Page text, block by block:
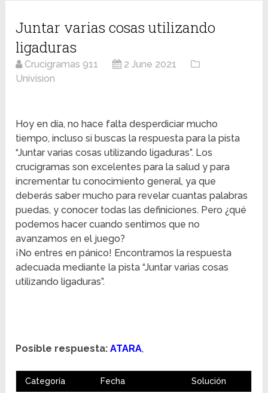
Juntar varias cosas utilizando
ligaduras
Crucigramas 911
2 June 2021
Univision
Hoy en día, no hace falta desperdiciar mucho
tiempo, incluso si buscas la respuesta para la pista
“Juntar varias cosas utilizando ligaduras”. Los
crucigramas son excelentes para la salud y para
incrementar tu conocimiento general, ya que
deberás saber mucho para revelar cuantas palabras
puedas, y conocer todas las definiciones. Pero ¿qué
podemos hacer cuando sentimos que no
avanzamos en el juego?
¡No entres en pánico! Encontramos la respuesta
adecuada mediante la pista “Juntar varias cosas
utilizando ligaduras”.
Posible respuesta: ATARA,
Categoría Fecha Solución